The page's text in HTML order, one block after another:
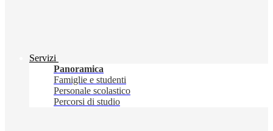
Servizi
Panoramica
Famiglie e studenti
Personale scolastico
Percorsi di studio